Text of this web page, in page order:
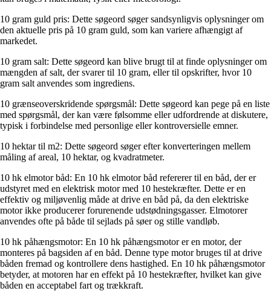
10 gram guld pris: Dette søgeord søger sandsynligvis oplysninger om
den aktuelle pris på 10 gram guld, som kan variere afhængigt af
markedet.
10 gram salt: Dette søgeord kan blive brugt til at finde oplysninger om
mængden af salt, der svarer til 10 gram, eller til opskrifter, hvor 10
gram salt anvendes som ingrediens.
10 grænseoverskridende spørgsmål: Dette søgeord kan pege på en liste
med spørgsmål, der kan være følsomme eller udfordrende at diskutere,
typisk i forbindelse med personlige eller kontroversielle emner.
10 hektar til m2: Dette søgeord søger efter konverteringen mellem
måling af areal, 10 hektar, og kvadratmeter.
10 hk elmotor båd: En 10 hk elmotor båd refererer til en båd, der er
udstyret med en elektrisk motor med 10 hestekræfter. Dette er en
effektiv og miljøvenlig måde at drive en båd på, da den elektriske
motor ikke producerer forurenende udstødningsgasser. Elmotorer
anvendes ofte på både til sejlads på søer og stille vandløb.
10 hk påhængsmotor: En 10 hk påhængsmotor er en motor, der
monteres på bagsiden af en båd. Denne type motor bruges til at drive
båden fremad og kontrollere dens hastighed. En 10 hk påhængsmotor
betyder, at motoren har en effekt på 10 hestekræfter, hvilket kan give
båden en acceptabel fart og trækkraft.